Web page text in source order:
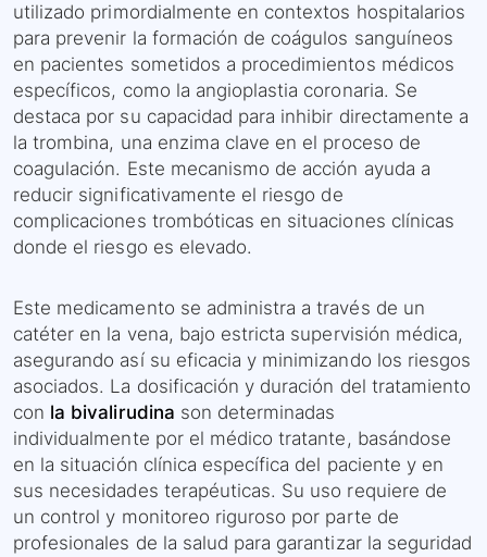
utilizado primordialmente en contextos hospitalarios
para prevenir la formación de coágulos sanguíneos
en pacientes sometidos a procedimientos médicos
específicos, como la angioplastia coronaria. Se
destaca por su capacidad para inhibir directamente a
la trombina, una enzima clave en el proceso de
coagulación. Este mecanismo de acción ayuda a
reducir significativamente el riesgo de
complicaciones trombóticas en situaciones clínicas
donde el riesgo es elevado.
Este medicamento se administra a través de un
catéter en la vena, bajo estricta supervisión médica,
asegurando así su eficacia y minimizando los riesgos
asociados. La dosificación y duración del tratamiento
con la bivalirudina son determinadas
individualmente por el médico tratante, basándose
en la situación clínica específica del paciente y en
sus necesidades terapéuticas. Su uso requiere de
un control y monitoreo riguroso por parte de
profesionales de la salud para garantizar la seguridad